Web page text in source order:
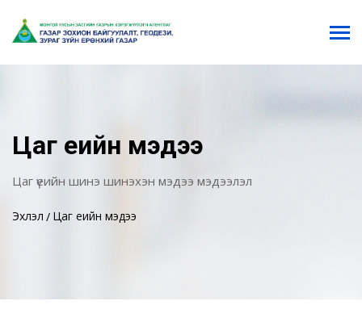
Цаг үеийн мэдээ
Цаг үеийн шинэ шинэхэн мэдээ мэдээлэл
Эхлэл Цаг үеийн мэдээ